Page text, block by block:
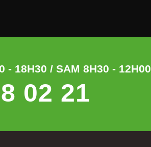
- 18H30 / SAM 8H30 - 12H00
02 21